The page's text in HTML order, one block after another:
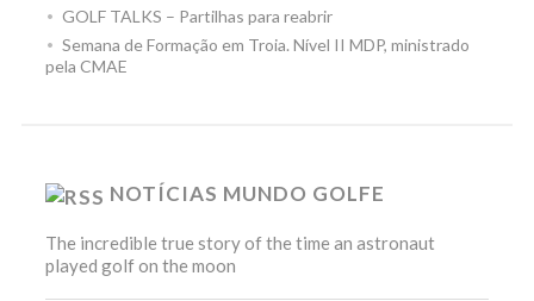
GOLF TALKS – Partilhas para reabrir
Semana de Formação em Troia. Nível II MDP, ministrado
pela CMAE
NOTÍCIAS MUNDO GOLFE
The incredible true story of the time an astronaut
played golf on the moon